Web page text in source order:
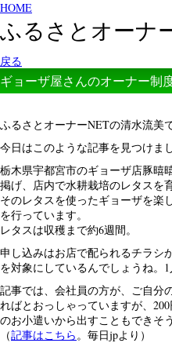
HOME
ふるさとオーナ
戻る
ギョーザ屋さんのオーナー制
ふるさとオーナーNETの清水流美で
今日はこのような記事を見つけまし
栃木県宇都宮市のギョーザ店豚暿
掲げ、店内で水耕栽培のレタスを
そのレタスを使ったギョーザを楽
を行っています。
レタスは収穫まで約6週間。
申し込みはお店で配られるチラシ
を対象にしているんでしょうね。1
記事では、会社員の方が、ご自分
ればとおっしゃっていますが、
のお小遣いから出すこともできそ
（記事はこちら。毎日jpより）